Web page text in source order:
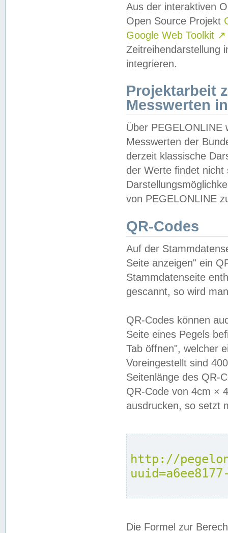
Aus der interaktiven
Open Source Projekt
Google Web Toolkit ↗
Zeitreihendarstellung
integrieren.
Projektarbeit
Messwerten
Über PEGELONLINE
Messwerten der
derzeit klassische
der Werte findet
von PEGELONLINE
QR-Codes
Auf der
Seite anzeigen" ein
Stammdatenseite
gescannt, so wird
QR-Codes können
Seite eines Pegels
Tab öffnen", welcher
Voreingestellt sind
Seitenlänge des QR-
QR-Code von 4cm ×
ausdrucken, so setzt
http://
Die Formel zur